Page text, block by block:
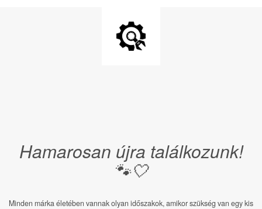
Hamarosan újra találkozunk!
🐾🤍
Minden márka életében vannak olyan időszakok, amikor szükség van egy kis